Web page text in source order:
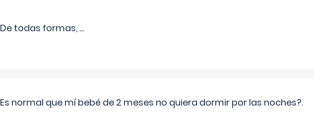
De todas formas, ...
Es normal que mí bebé de 2 meses no quiera dormir por las noches?.